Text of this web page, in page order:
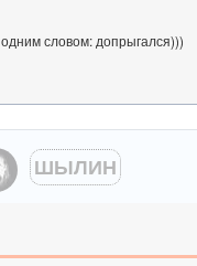
одним словом: допрыгался)))
ШЫЛИН